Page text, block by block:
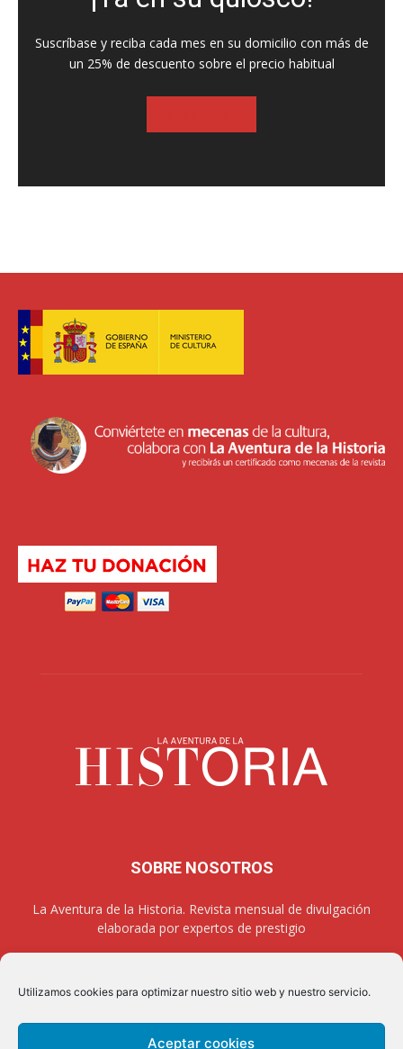
Utilizamos cookies para optimizar nuestro sitio web y nuestro servicio.
Aceptar cookies
Suscríbase y reciba cada mes en su domicilio con más de
un 25% de descuento sobre el precio habitual
SOBRE NOSOTROS
La Aventura de la Historia. Revista mensual de divulgación
elaborada por expertos de prestigio
SÍGUENOS